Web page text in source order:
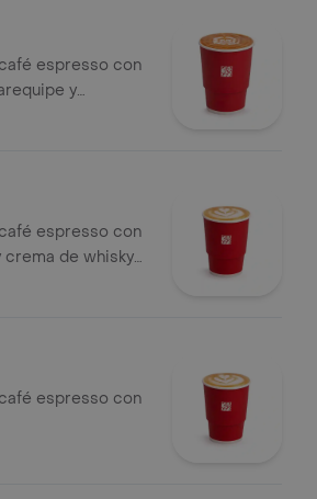
espresso con
y
espresso con
crema de whisky
contiene licor.
espresso con